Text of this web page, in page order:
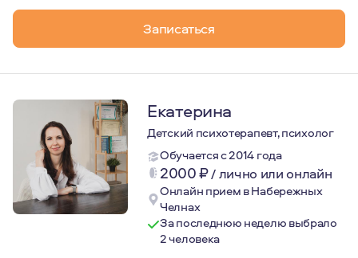
Записаться
Екатерина
Детский психотерапевт, психолог
Обучается с 2014 года
2000₽/лично или онлайн
Онлайн прием в Набережных
Челнах
За последнюю неделю выбрало
2 человека